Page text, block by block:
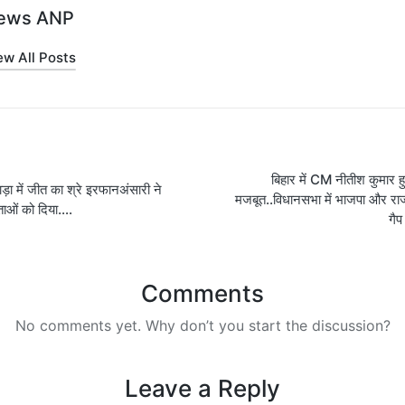
ANP
All Posts
में जीत का श्रे इरफानअंसारी ने
को दिया….
बिहार में CM नीतीश कुमार
मजबूत..विधानसभा में भाजपा और
Comments
No comments yet. Why don’t you start the discussion?
Leave a Reply